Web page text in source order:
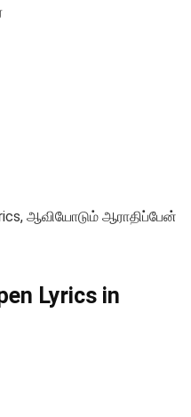
ஆவியோடும் ஆராதிப்பேன்
Lyrics in